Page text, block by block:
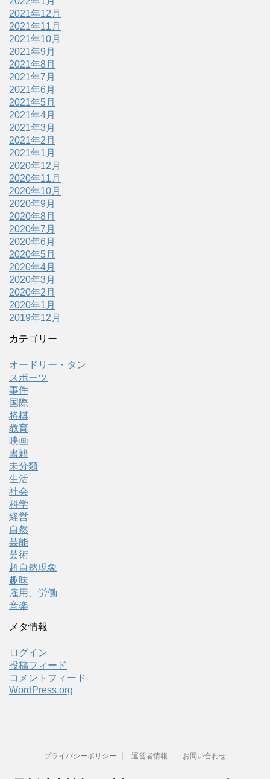
2021年12月
2021年11月
2021年10月
2021年9月
2021年8月
2021年7月
2021年6月
2021年5月
2021年4月
2021年3月
2021年2月
2021年1月
2020年12月
2020年11月
2020年10月
2020年9月
2020年8月
2020年7月
2020年6月
2020年5月
2020年4月
2020年3月
2020年2月
2020年1月
2019年12月
カテゴリー
オードリー・タン
スポーツ
事件
国際
将棋
教育
映画
書籍
未分類
生活
社会
科学
経営
自然
芸能
芸術
超自然現象
趣味
雇用、労働
音楽
メタ情報
ログイン
投稿フィード
コメントフィード
WordPress.org
プライバシーポリシー 運営者情報 お問い合わせ